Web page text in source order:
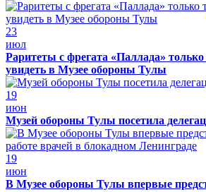
23
июл
Раритеты с фрегата «Паллада»
увидеть в Музее обороны Тулы
19
июн
Музей обороны Тулы посетила
19
июн
В Музее обороны Тулы впервые